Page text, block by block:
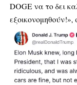
DOGE να το δει
εξοικονομηθούν!»,